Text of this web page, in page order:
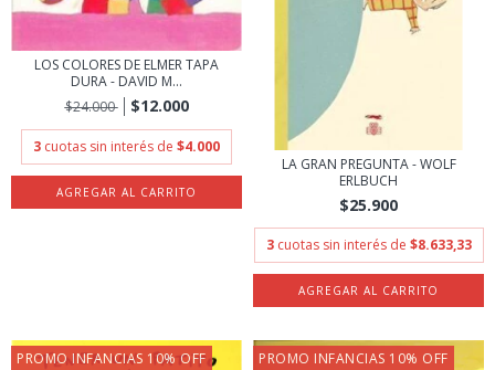
LOS COLORES DE ELMER TAPA
DURA - DAVID M...
$24.000
$12.000
3 cuotas sin interés de $4.000
LA GRAN PREGUNTA - WOLF
ERLBUCH
$25.900
3 cuotas sin interés de $8.633,33
PROMO INFANCIAS 10% OFF PROMO INFANCIAS 10% OFF